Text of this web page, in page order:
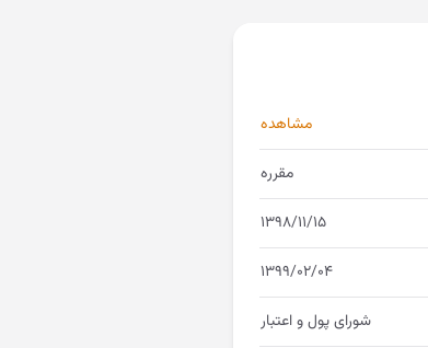
مشاهده
مقرره
۱۳۹۸/۱۱/۱۵
۱۳۹۹/۰۲/۰۴
شورای پول و اعتبار